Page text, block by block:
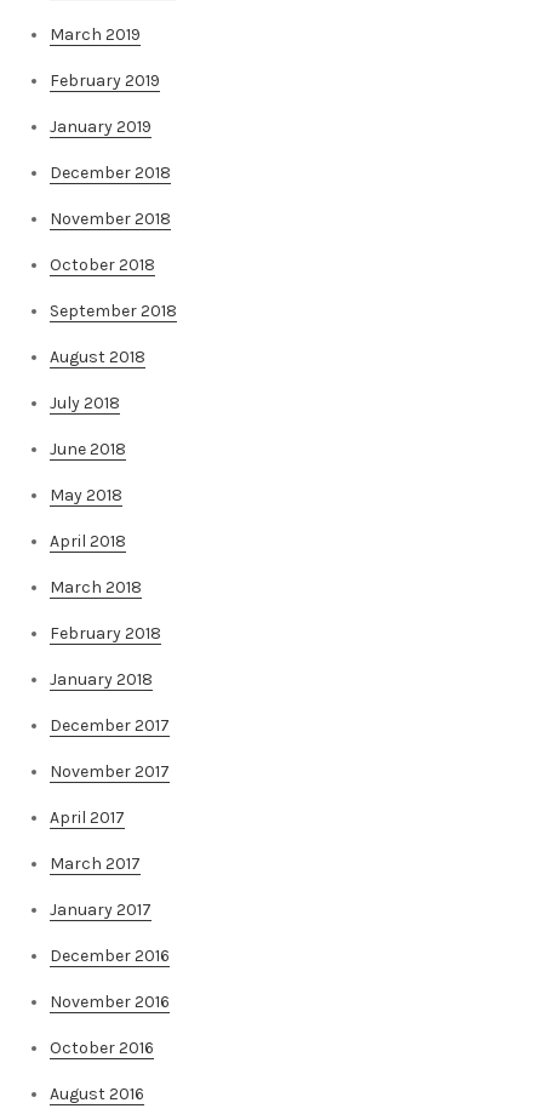
March 2019
February 2019
January 2019
December 2018
November 2018
October 2018
September 2018
August 2018
July 2018
June 2018
May 2018
April 2018
March 2018
February 2018
January 2018
December 2017
November 2017
April 2017
March 2017
January 2017
December 2016
November 2016
October 2016
August 2016